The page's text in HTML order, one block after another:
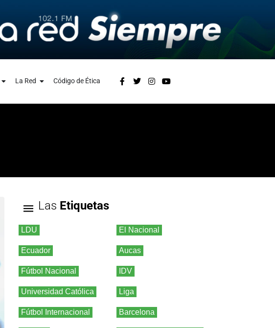
La Red Código de Ética
Las Etiquetas
LDU El Nacional
Ecuador Aucas
Fútbol Nacional IDV
Universidad Católica Liga
Fútbol Internacional Barcelona